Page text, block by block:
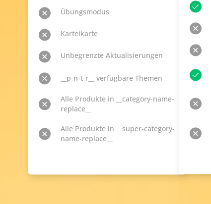
Übungsmodus
Karteikarte
Unbegrenzte Aktualisierungen
__p-n-t-r__ verfügbare Themen
Alle Produkte in __category-name-
replace__
Alle Produkte in __super-category-
name-replace__